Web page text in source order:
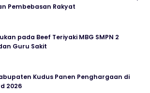
Pembebasan Rakyat
pada Beef Teriyaki MBG SMPN 2
Guru Sakit
Kudus Panen Penghargaan di
2026